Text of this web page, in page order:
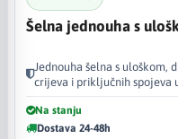
Šelna jednouha s
Jednouha šelna s uloškom,
crijeva i priključnih spojeva
Na stanju
Dostava 24-48h